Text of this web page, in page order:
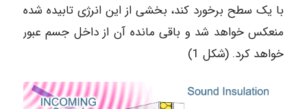
با یک سطح برخورد کند، بخشی از این انرژی تابیده شده
منعکس خواهد شد و باقی مانده آن از داخل جسم عبور
خواهد کرد. (شکل 1)